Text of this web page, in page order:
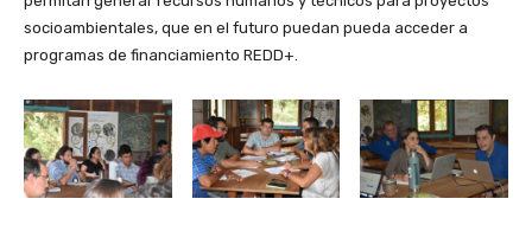
socioambientales, que en el futuro puedan pueda acceder a
programas de financiamiento REDD+.